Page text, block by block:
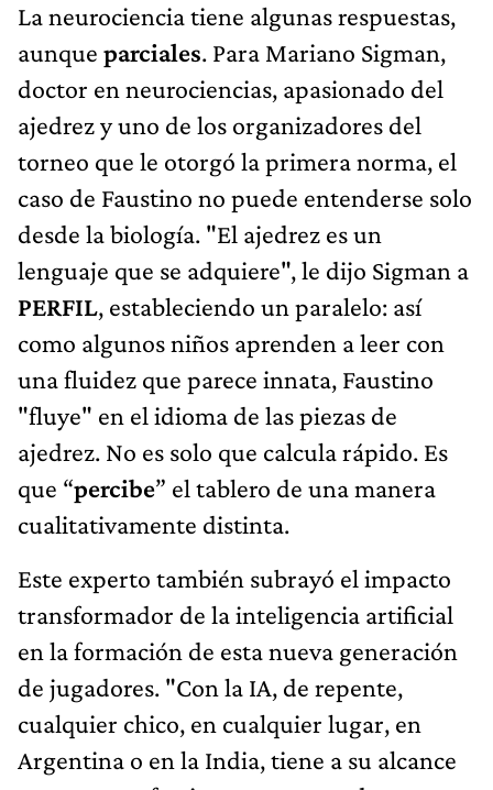
La neurociencia tiene algunas respuestas,
aunque parciales. Para Mariano Sigman,
doctor en neurociencias, apasionado del
ajedrez y uno de los organizadores del
torneo que le otorgó la primera norma, el
caso de Faustino no puede entenderse solo
desde la biología. "El ajedrez es un
lenguaje que se adquiere", le dijo Sigman a
PERFIL, estableciendo un paralelo: así
como algunos niños aprenden a leer con
una fluidez que parece innata, Faustino
"fluye" en el idioma de las piezas de
ajedrez. No es solo que calcula rápido. Es
que “percibe” el tablero de una manera
cualitativamente distinta.
Este experto también subrayó el impacto
transformador de la inteligencia artificial
en la formación de esta nueva generación
de jugadores. "Con la IA, de repente,
cualquier chico, en cualquier lugar, en
Argentina o en la India, tiene a su alcance